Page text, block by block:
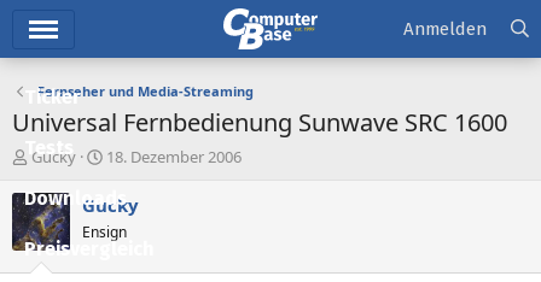
Ticker
Tests
Downloads
Preisvergleich
Anmelden
Fernseher und Media-Streaming
Universal Fernbedienung Sunwave SRC 1600
E
s
t
e
Gucky
E
s
t
e
18. Dezember 2006
Gucky
Ensign